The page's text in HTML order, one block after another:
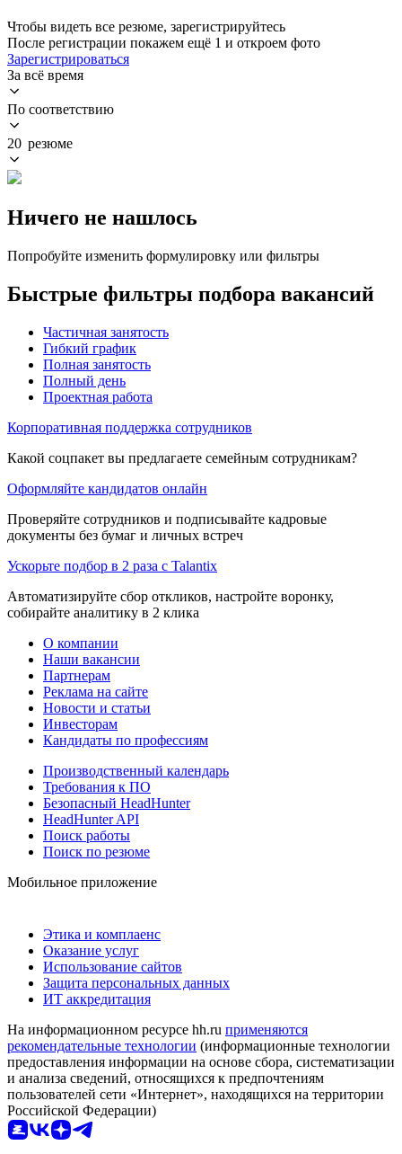
Чтобы видеть все резюме, зарегистрируйтесь
После регистрации покажем ещё 1 и откроем фото
Зарегистрироваться
За всё время
По соответствию
20 резюме
Ничего не нашлось
Попробуйте изменить формулировку или фильтры
Быстрые фильтры подбора вакансий
Частичная занятость
Гибкий график
Полная занятость
Полный день
Проектная работа
Корпоративная поддержка сотрудников
Какой соцпакет вы предлагаете семейным сотрудникам?
Оформляйте кандидатов онлайн
Проверяйте сотрудников и подписывайте кадровые
документы без бумаг и личных встреч
Ускорьте подбор в 2 раза с Talantix
Автоматизируйте сбор откликов, настройте воронку,
собирайте аналитику в 2 клика
О компании
Наши вакансии
Партнерам
Реклама на сайте
Новости и статьи
Инвесторам
Кандидаты по профессиям
Производственный календарь
Требования к ПО
Безопасный HeadHunter
HeadHunter API
Поиск работы
Поиск по резюме
Мобильное приложение
Этика и комплаенс
Оказание услуг
Использование сайтов
Защита персональных данных
ИТ аккредитация
На информационном ресурсе hh.ru применяются
рекомендательные технологии (информационные технологии
предоставления информации на основе сбора, систематизации
и анализа сведений, относящихся к предпочтениям
пользователей сети «Интернет», находящихся на территории
Российской Федерации)